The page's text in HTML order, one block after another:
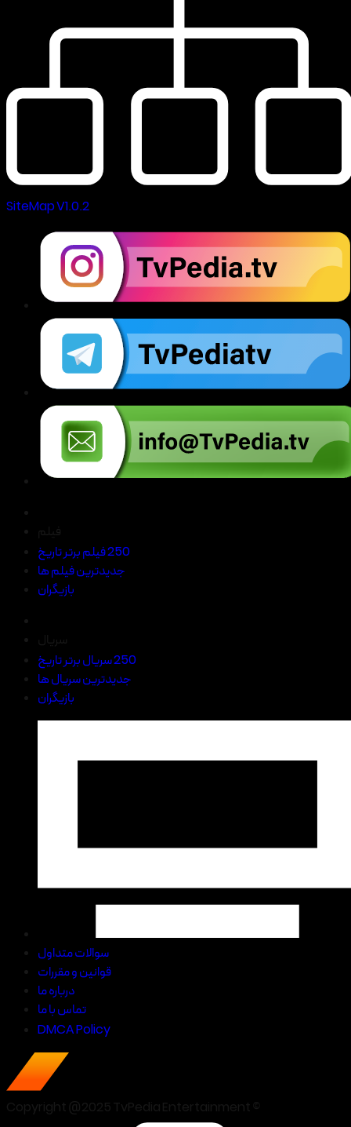
SiteMap V1.0.2
250 فیلم برتر تاریخ
جدیدترین فیلم ها
بازیگران
250 سریال برتر تاریخ
جدیدترین سریال ها
بازیگران
سوالات متداول
قوانین و مقررات
درباره ما
تماس با ما
DMCA Policy